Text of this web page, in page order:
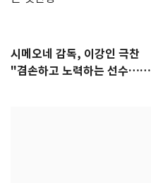
시메오네 감독, 이강인 극찬
"겸손하고 노력하는 선수…좋